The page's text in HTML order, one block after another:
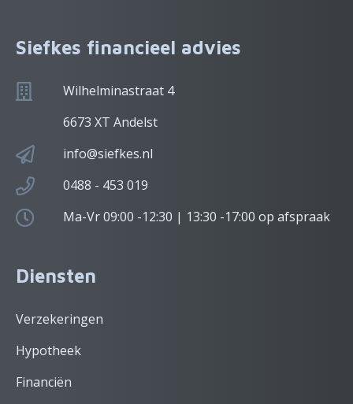
Siefkes financieel advies
Wilhelminastraat 4
6673 XT Andelst
info@siefkes.nl
0488 - 453 019
Ma-Vr 09:00 -12:30 | 13:30 -17:00 op afspraak
Diensten
Verzekeringen
Hypotheek
Financiën